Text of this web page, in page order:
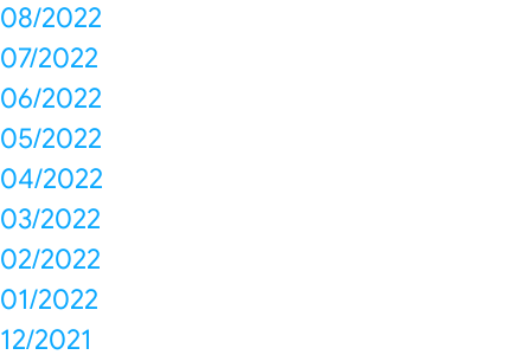
08/2022
07/2022
06/2022
05/2022
04/2022
03/2022
02/2022
01/2022
12/2021